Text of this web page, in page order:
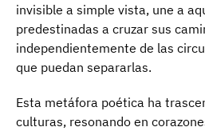
invisible a simple vista, une a
predestinadas a cruzar sus
independientemente de las
que puedan separarlas.
Esta metáfora poética ha
culturas, resonando en